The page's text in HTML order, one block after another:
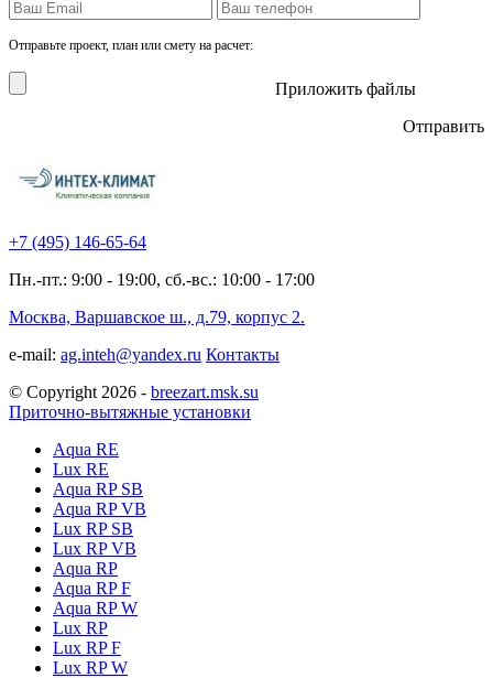
Отправьте проект, план или смету на расчет:
Приложить файлы
Отправить
+7 (495) 146-65-64
Пн.-пт.: 9:00 - 19:00, сб.-вс.: 10:00 - 17:00
Москва, Варшавское ш., д.79, корпус 2.
e-mail: ag.inteh@yandex.ru Контакты
© Copyright 2026 - breezart.msk.su
Приточно-вытяжные установки
Aqua RE
Lux RE
Aqua RP SB
Aqua RP VB
Lux RP SB
Lux RP VB
Aqua RP
Aqua RP F
Aqua RP W
Lux RP
Lux RP F
Lux RP W